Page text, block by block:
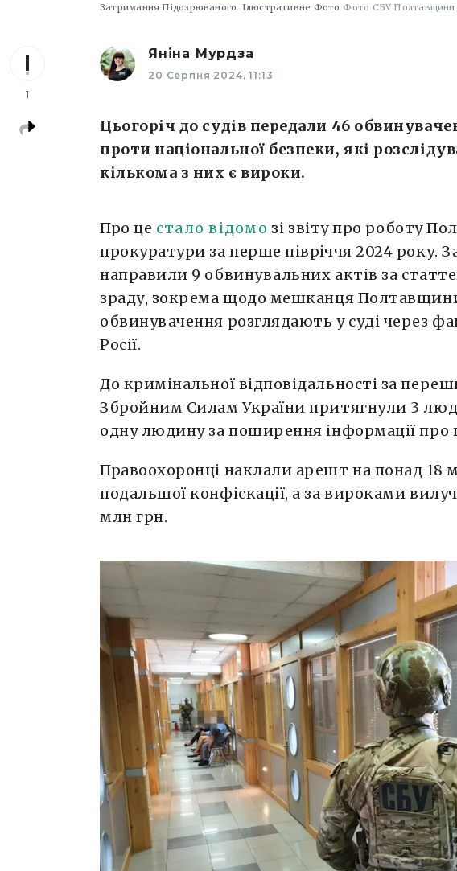
Затримання Підозрюваного. Ілюстративне Фото Фото СБУ Полтавщини
1
Яніна Мурдза
20 Серпня 2024, 11:13
Цьогоріч до судів передали 46
проти національної безпеки, які
кількома з них є вироки.
Про це стало відомо зі звіту про роботу
прокуратури за перше півріччя 2024 року.
направили 9 обвинувальних актів за
зраду, зокрема щодо мешканця
обвинувачення розглядають у суді через
Росії.
До кримінальної відповідальності за
Збройним Силам України притягнули 3
одну людину за поширення інформації про
Правоохоронці наклали арешт на понад 18
подальшої конфіскації, а за вироками
млн грн.